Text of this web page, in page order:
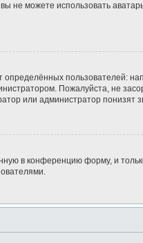
не можете использовать
пользователей:
Пожалуйста, не
или администратор понизят
в конференцию форму, и